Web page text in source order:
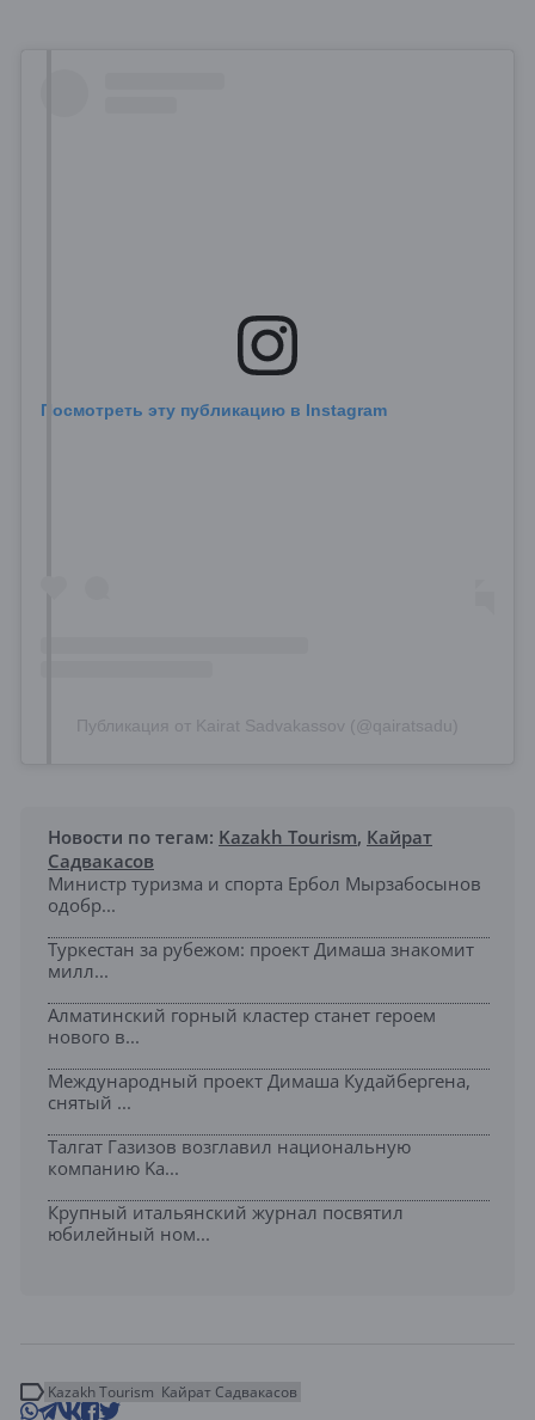
Посмотреть эту публикацию в Instagram
Публикация от Kairat Sadvakassov (@qairatsadu)
Новости по тегам: Kazakh Tourism, Кайрат
Садвакасов
Министр туризма и спорта Ербол Мырзабосынов
одобр...
Туркестан за рубежом: проект Димаша знакомит
милл...
Алматинский горный кластер станет героем
нового в...
Международный проект Димаша Кудайбергена,
снятый ...
Талгат Газизов возглавил национальную
компанию Ka...
Крупный итальянский журнал посвятил
юбилейный ном...
Kazakh Tourism Кайрат Садвакасов